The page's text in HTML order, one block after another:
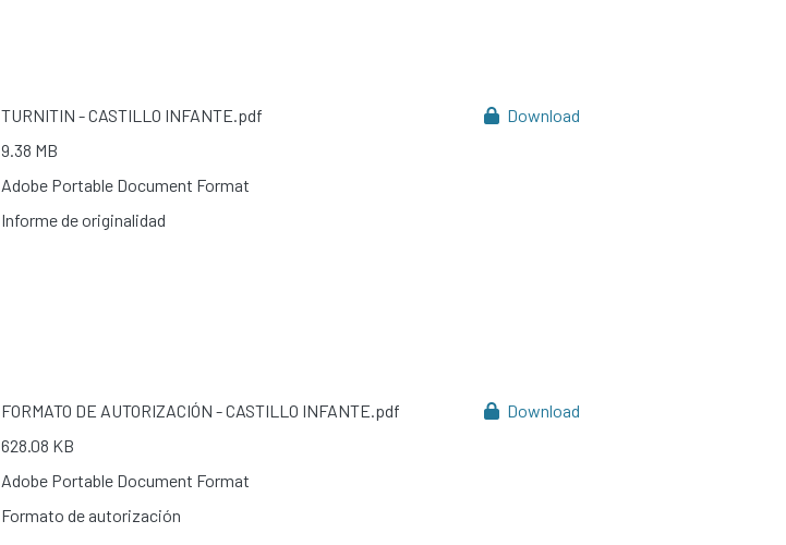
TURNITIN - CASTILLO INFANTE.pdf
9.38 MB
Adobe Portable Document Format
Informe de originalidad
Download
FORMATO DE AUTORIZACIÓN - CASTILLO INFANTE.pdf
628.08 KB
Adobe Portable Document Format
Formato de autorización
Download